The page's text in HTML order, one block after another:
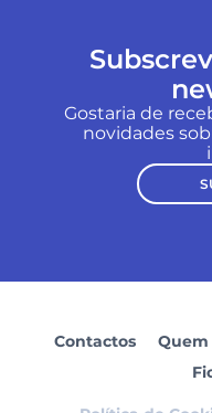
Gostaria de
novidades
Contactos Quem